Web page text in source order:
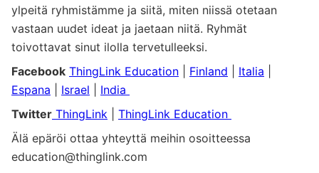
ylpeitä ryhmistämme ja siitä, miten niissä otetaan
vastaan uudet ideat ja jaetaan niitä. Ryhmät
toivottavat sinut ilolla tervetulleeksi.
Facebook ThingLink Education Finland Italia
Espana
Israel
India
Twitter ThingLink
ThingLink Education
Älä epäröi ottaa yhteyttä meihin osoitteessa
education@thinglink.com